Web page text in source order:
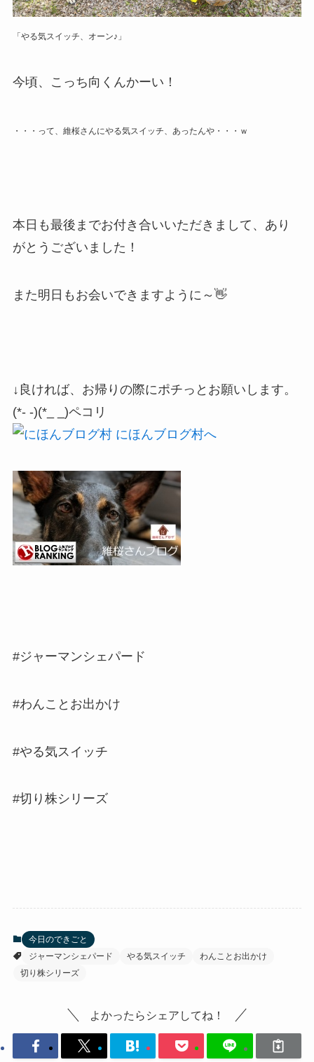
「やる気スイッチ、オーン♪」
今頃、こっち向くんかーい！
・・・って、維桜さんにやる気スイッチ、あったんや・・・ｗ
本日も最後までお付き合いいただきまして、あり
がとうございました！
また明日もお会いできますように～👋
↓良ければ、お帰りの際にポチっとお願いします。
(*- -)(*_ _)ペコリ
#ジャーマンシェパード
#わんことお出かけ
#やる気スイッチ
#切り株シリーズ
今日のできごと
ジャーマンシェパード
やる気スイッチ
わんことお出かけ
切り株シリーズ
よかったらシェアしてね！